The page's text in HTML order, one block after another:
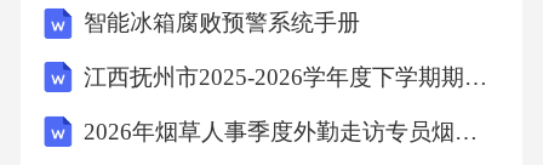
等常见的农产品所对应的植物器官依次是（）
A、根——种子——果实——茎
智能冰箱腐败预警系统手册
江西抚州市2025-2026学年度下学期期末质量检测试卷五年级语文（文字版含答案）
2026年烟草人事季度外勤走访专员烟草公司招聘考试笔试试题（含答案）